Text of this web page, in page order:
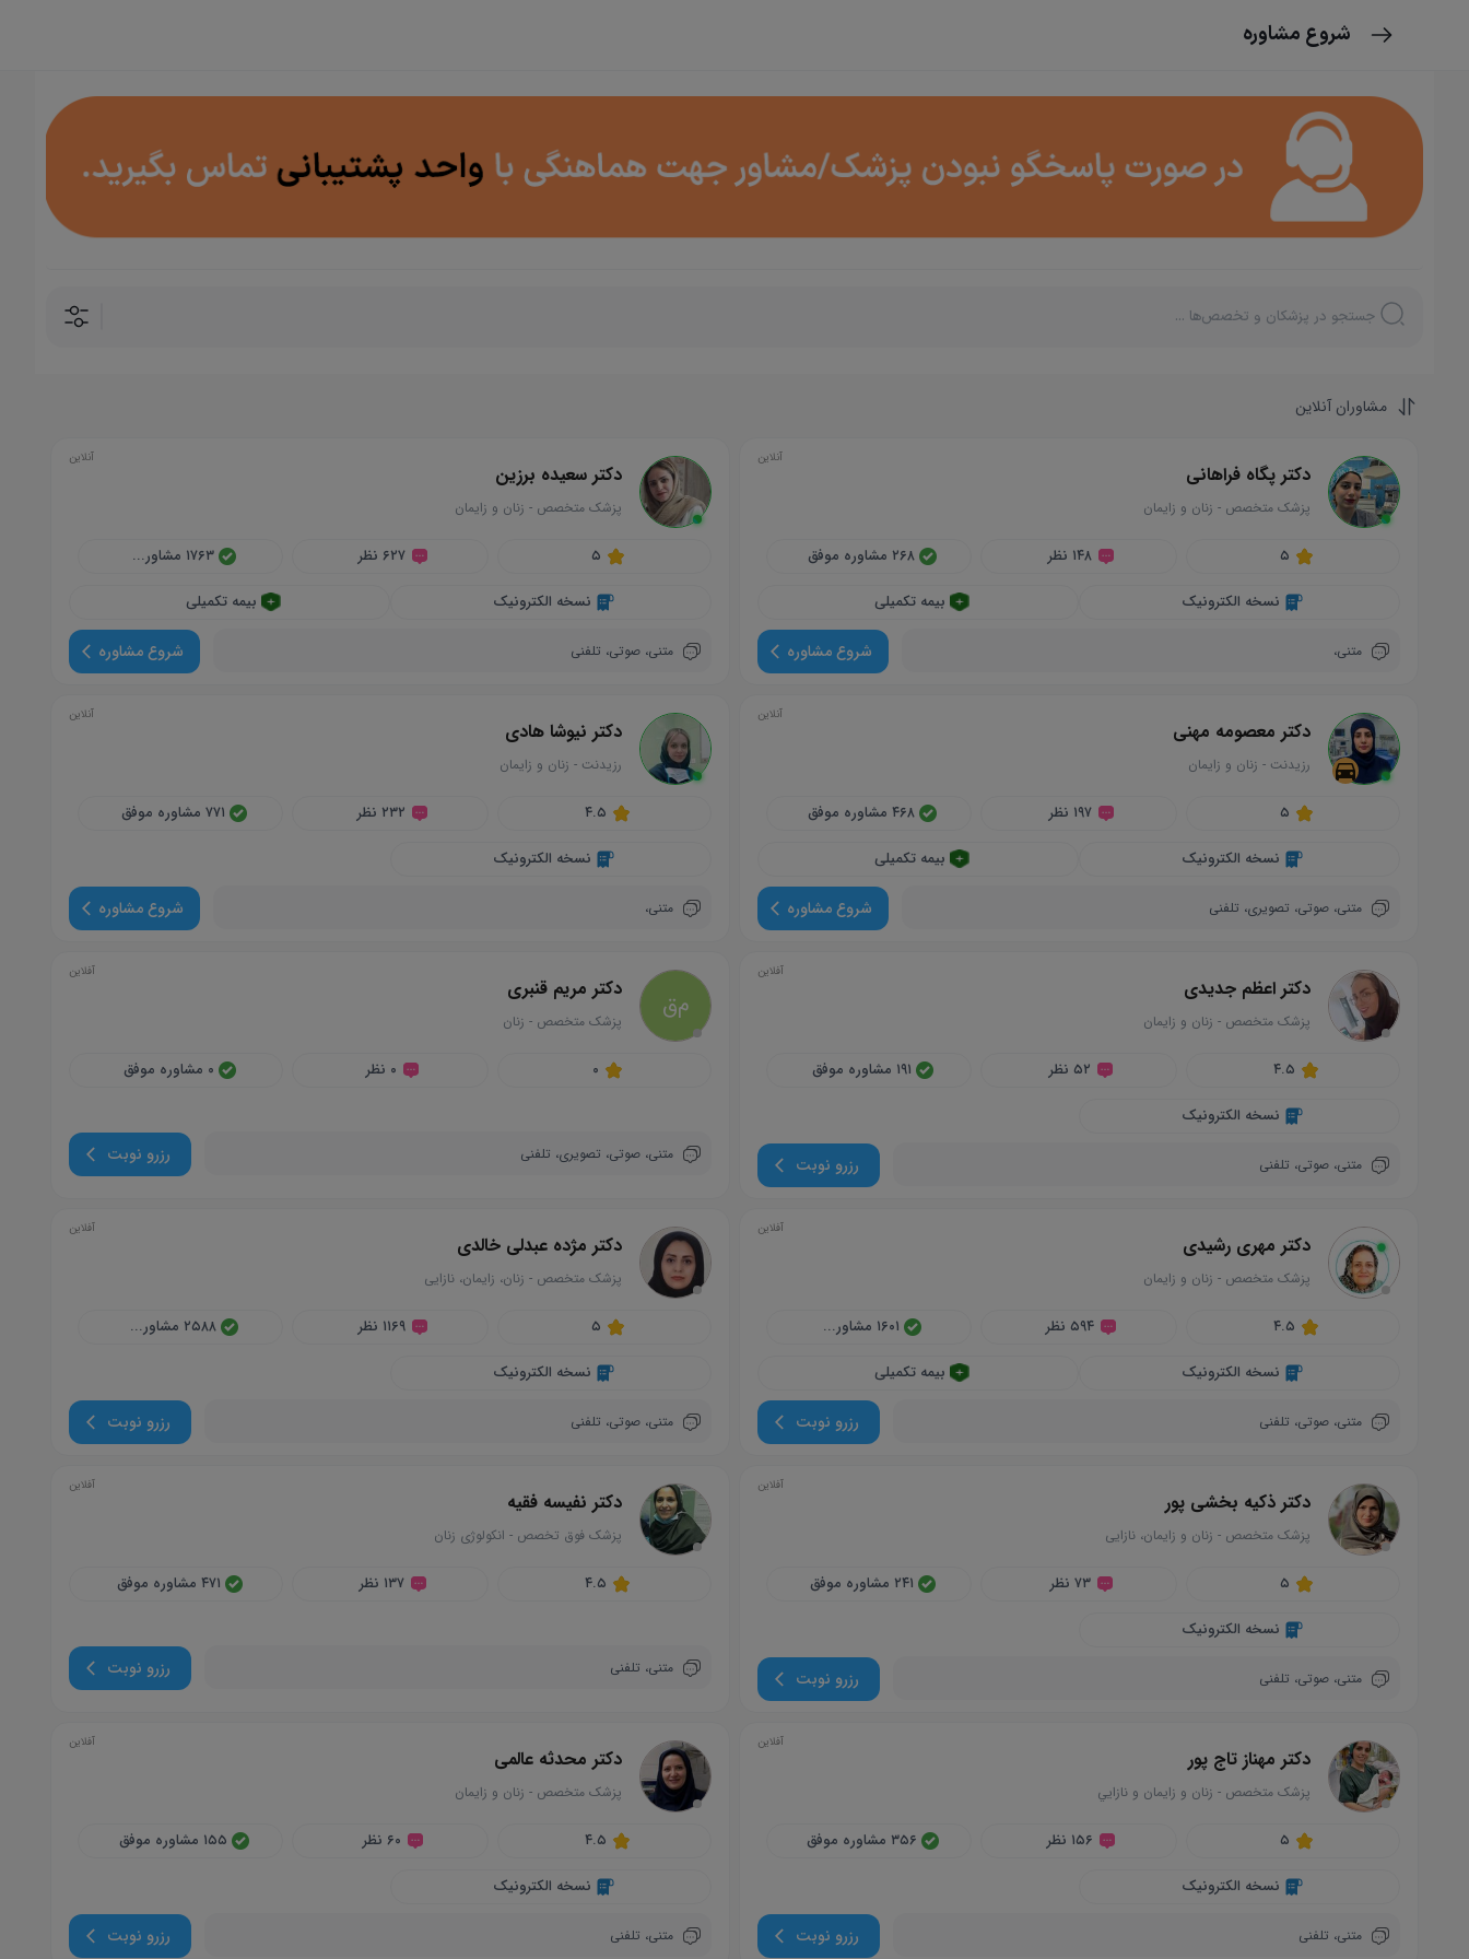
شروع مشاوره
مشاوران آنلاین
circle
دکتر پگاه فراهانی
پزشک متخصص - زنان و زایمان
آنلاین
۵ ۱۴۸ نظر
۲۶۸ مشاوره موفق
نسخه الکترونیک
بیمه تکمیلی
متنی، شروع مشاوره
circle
دکتر سعیده برزین
پزشک متخصص - زنان و زایمان
آنلاین
۵ ۶۲۷ نظر
۱۷۶۳ مشاور...
نسخه الکترونیک
بیمه تکمیلی
متنی، صوتی، تلفنی شروع مشاوره
circle
directions_car
دکتر معصومه مهنی
رزیدنت - زنان و زایمان
آنلاین
۵ ۱۹۷ نظر
۴۶۸ مشاوره موفق
نسخه الکترونیک
بیمه تکمیلی
متنی، صوتی، تصویری، تلفنی شروع مشاوره
circle
دکتر نیوشا هادی
رزیدنت - زنان و زایمان
آنلاین
۴.۵ ۲۳۲ نظر
۷۷۱ مشاوره موفق
نسخه الکترونیک
متنی، شروع مشاوره
circle
دکتر اعظم جدیدی
پزشک متخصص - زنان و زایمان
آفلاین
۴.۵ ۵۲ نظر
۱۹۱ مشاوره موفق
نسخه الکترونیک
متنی، صوتی، تلفنی رزرو نوبت
م‌ق
circle
دکتر مریم قنبری
پزشک متخصص - زنان
آفلاین
۰ ۰ نظر ۰ مشاوره موفق
متنی، صوتی، تصویری، تلفنی رزرو نوبت
circle
دکتر مهری رشیدی
پزشک متخصص - زنان و زایمان
آفلاین
۴.۵ ۵۹۴ نظر
۱۶۰۱ مشاور...
نسخه الکترونیک
بیمه تکمیلی
متنی، صوتی، تلفنی رزرو نوبت
circle
دکتر مژده عبدلی خالدی
پزشک متخصص - زنان، زایمان، نازایی
آفلاین
۵ ۱۱۶۹ نظر
۲۵۸۸ مشاور...
نسخه الکترونیک
متنی، صوتی، تلفنی رزرو نوبت
circle
دکتر ذکیه بخشی پور
پزشک متخصص - زنان و زایمان، نازایی
آفلاین
۵ ۷۳ نظر
۲۴۱ مشاوره موفق
نسخه الکترونیک
متنی، صوتی، تلفنی رزرو نوبت
circle
دکتر نفیسه فقیه
پزشک فوق تخصص - انکولوژی زنان
آفلاین
۴.۵ ۱۳۷ نظر ۴۷۱ مشاوره موفق
متنی، تلفنی رزرو نوبت
circle
دکتر مهناز تاج پور
پزشک متخصص - زنان و زايمان و نازايي
آفلاین
۵ ۱۵۶ نظر
۳۵۶ مشاوره موفق
نسخه الکترونیک
متنی، تلفنی رزرو نوبت
circle
دکتر محدثه عالمی
پزشک متخصص - زنان و زایمان
آفلاین
۴.۵ ۶۰ نظر
۱۵۵ مشاوره موفق
نسخه الکترونیک
متنی، تلفنی رزرو نوبت